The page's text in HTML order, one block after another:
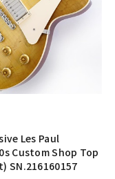
Les Paul
Custom Shop Top
SN.216160157